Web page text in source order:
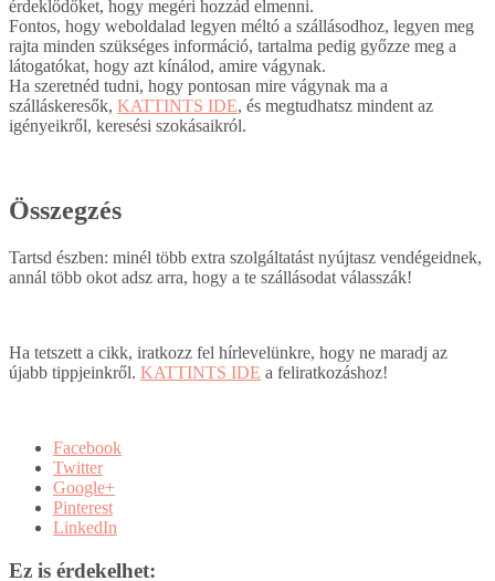
érdeklődőket, hogy megéri hozzád elmenni.
Fontos, hogy weboldalad legyen méltó a szállásodhoz, legyen meg
rajta minden szükséges információ, tartalma pedig győzze meg a
látogatókat, hogy azt kínálod, amire vágynak.
Ha szeretnéd tudni, hogy pontosan mire vágynak ma a
szálláskeresők, KATTINTS IDE, és megtudhatsz mindent az
igényeikről, keresési szokásaikról.
Összegzés
Tartsd észben: minél több extra szolgáltatást nyújtasz vendégeidnek,
annál több okot adsz arra, hogy a te szállásodat válasszák!
Ha tetszett a cikk, iratkozz fel hírlevelünkre, hogy ne maradj az
újabb tippjeinkről. KATTINTS IDE a feliratkozáshoz!
Facebook
Twitter
Google+
Pinterest
LinkedIn
Ez is érdekelhet: